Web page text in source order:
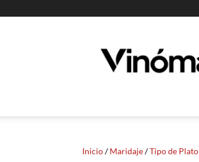
Vinomanos
Inicio/Maridaje/Tipo de Plato